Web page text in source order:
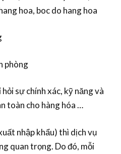
hoa, boc do hang hoa
phòng
sự chính xác, kỹ năng và
toàn cho hàng hóa …
nhập khẩu) thì dịch vụ
quan trọng. Do đó, mỗi